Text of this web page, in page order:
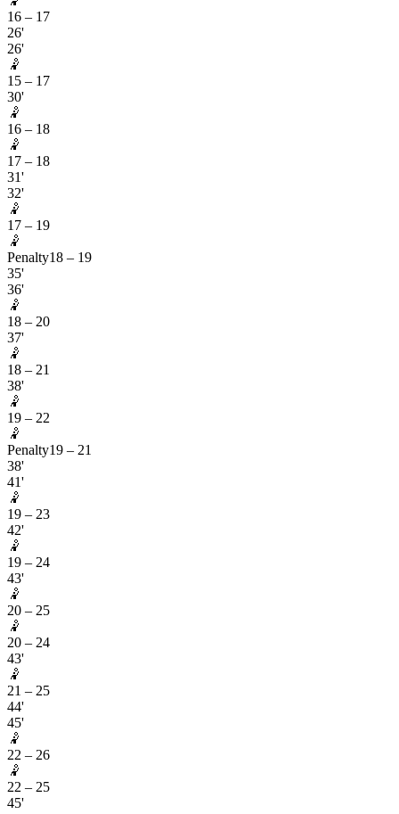
16 – 17
26'
26'
🤾
15 – 17
30'
🤾
16 – 18
🤾
17 – 18
31'
32'
🤾
17 – 19
🤾
Penalty18 – 19
35'
36'
🤾
18 – 20
37'
🤾
18 – 21
38'
🤾
19 – 22
🤾
Penalty19 – 21
38'
41'
🤾
19 – 23
42'
🤾
19 – 24
43'
🤾
20 – 25
🤾
20 – 24
43'
🤾
21 – 25
44'
45'
🤾
22 – 26
🤾
22 – 25
45'